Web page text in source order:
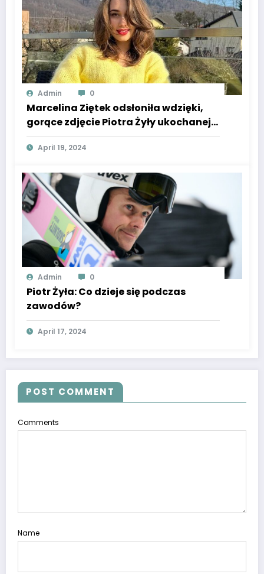
Admin 0
Marcelina Ziętek odsłoniła wdzięki,
gorące zdjęcie Piotra Żyły ukochanej,
kompletnie bez ubrań!
April 19, 2024
Admin 0
Piotr Żyła: Co dzieje się podczas
zawodów?
April 17, 2024
POST COMMENT
Comments
Name